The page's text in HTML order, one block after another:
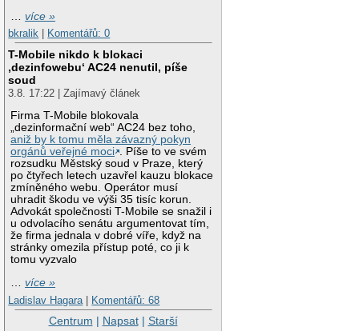
…více »
bkralik
Komentářů: 0
T-Mobile nikdo k blokaci
‚dezinfowebu‘ AC24 nenutil, píše
soud
3.8. 17:22 | Zajímavý článek
Firma T-Mobile blokovala
„dezinformační web“ AC24 bez toho,
aniž by k tomu měla závazný pokyn
orgánů veřejné moci . Píše to ve svém
rozsudku Městský soud v Praze, který
po čtyřech letech uzavřel kauzu blokace
zmíněného webu. Operátor musí
uhradit škodu ve výši 35 tisíc korun.
Advokát společnosti T-Mobile se snažil i
u odvolacího senátu argumentovat tím,
že firma jednala v dobré víře, když na
stránky omezila přístup poté, co ji k
tomu vyzvalo
…více »
Ladislav Hagara | Komentářů: 68
Centrum | Napsat| Starší